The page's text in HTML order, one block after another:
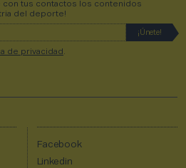
con tus contactos los contenidos
del deporte!
de privacidad
Facebook
Linkedin